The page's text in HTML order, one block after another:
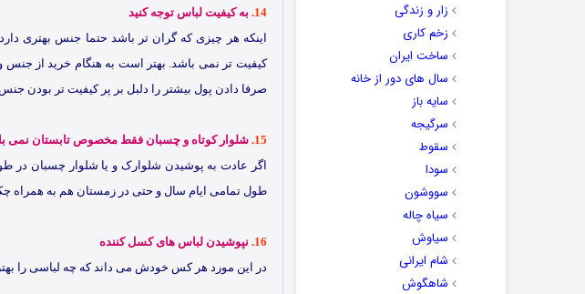
زار و زندگی
زخم کاری
ساخت ایران
سال های دور از خانه
سایه باز
سرگیجه
سقوط
سودا
سووشون
سیاه چاله
سیاوش
شام ایرانی
شاهگوش
14. به کیفیت لباس توجه کنید
اینکه هر چیزی که گران تر باشد حتما جنس بهتری
کیفیت تر نمی باشد. بهتر است به هنگام خرید از جنس
صرفا دادن پول بیشتر را دلبل بر پر کیفیت تر بودن جنس
15. شلوار کوتاه و چسبان فقط مخصوص تابستان نمی
اگر عادت به پوشیدن شلوارک و یا شلوار چسبان در
طول تمامی ایام سال و حتی در زمستان هم به همراه
16. نپوشیدن لباس های کسل کننده
در این مورد هر کس خودش می داند که چه لباسی را